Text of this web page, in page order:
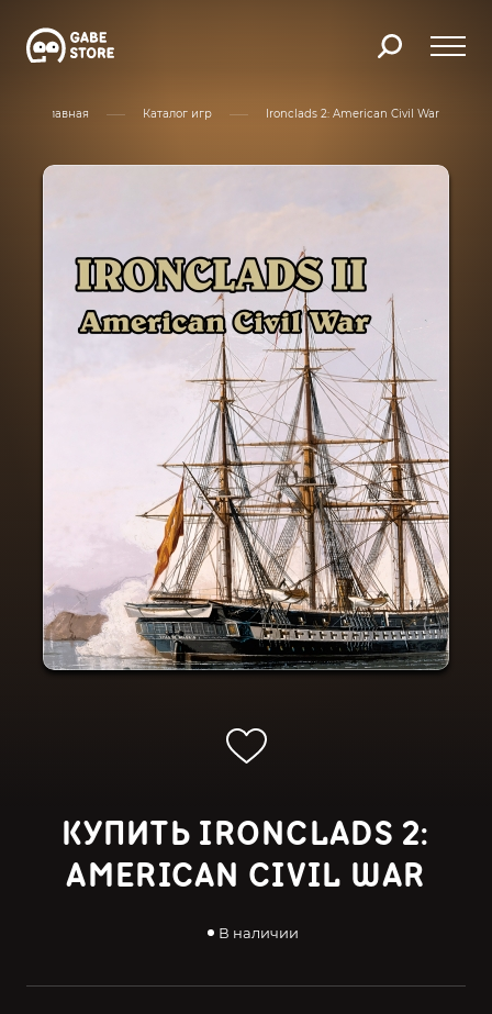
Главная Каталог игр Ironclads 2: American Civil War
КУПИТЬ IRONCLADS 2:
AMERICAN CIVIL WAR
В наличии